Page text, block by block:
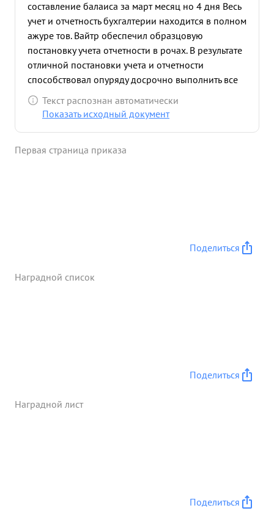
составление балаиса за март месяц но 4 дня Весь
учет и отчетность бухгалтерии находится в полном
ажуре тов. Вайтр обеспечил образцовую
постановку учета отчетности в рочах. В результате
отличной постановки учета и отчетности
способствовал опуряду досрочно выполнить все
боевые задания Командывания зи ударной
армии в период наступления ся войск от Одера
Текст распознан автоматически
Показать исходный документ
Первая страница приказа
Поделиться
Наградной список
Поделиться
Наградной лист
Поделиться